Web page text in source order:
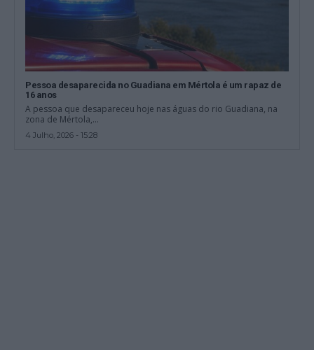
Pessoa desaparecida no Guadiana em Mértola é um rapaz de
16 anos
A pessoa que desapareceu hoje nas águas do rio Guadiana, na
zona de Mértola,...
4 Julho, 2026 - 15:28